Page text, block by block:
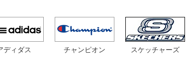
ディダス チャンピオン スケッチャーズ